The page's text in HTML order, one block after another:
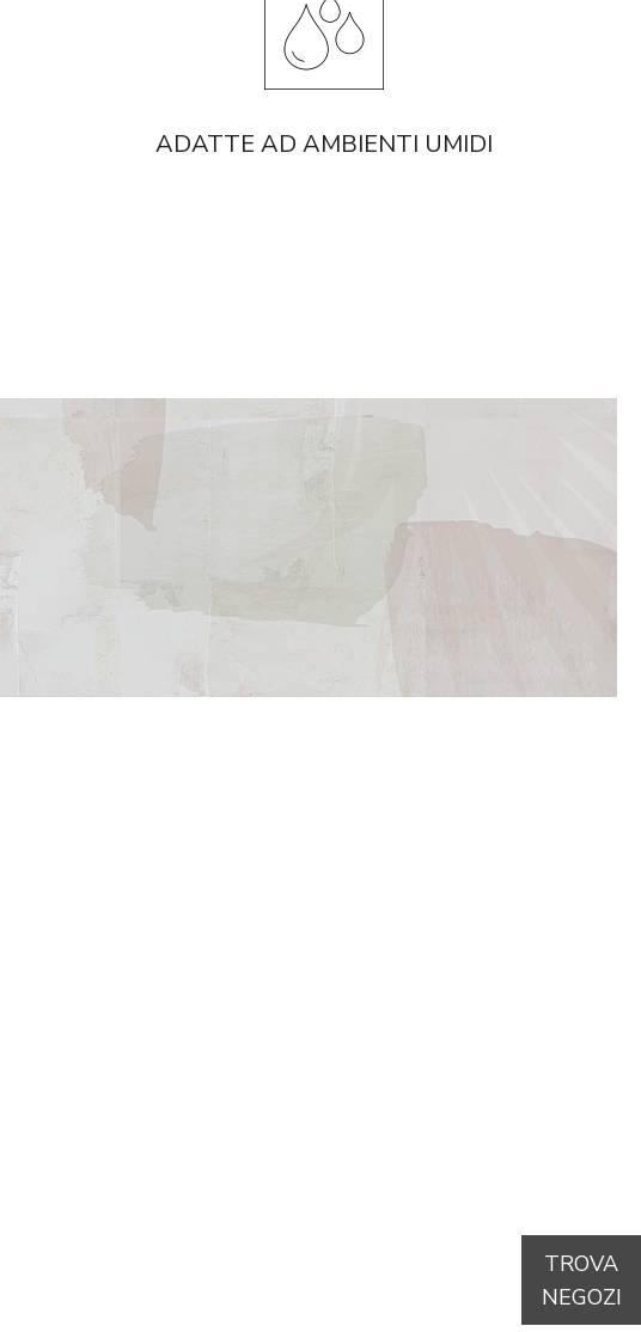
ADATTE AD AMBIENTI UMIDI
TROVA
NEGOZI